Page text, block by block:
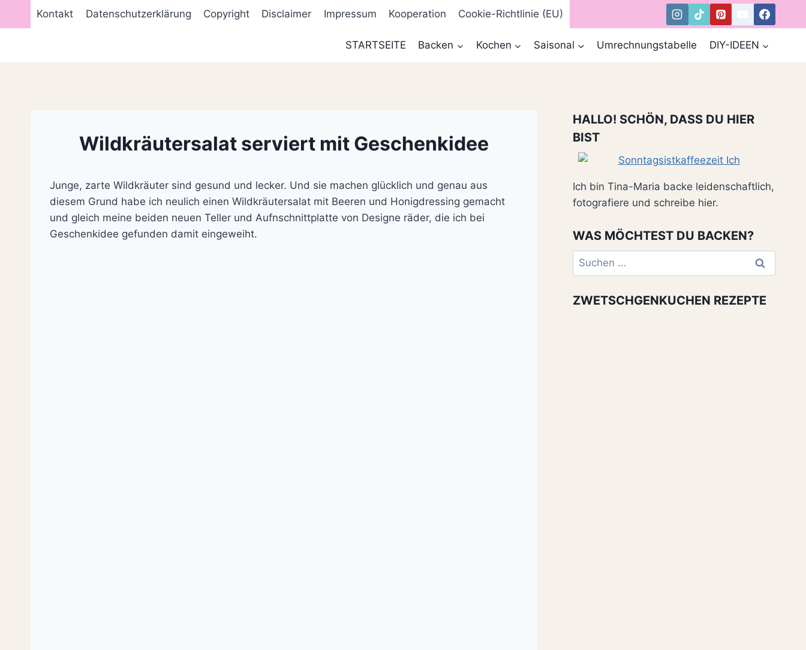
Kontakt Datenschutzerklärung Copyright Disclaimer Impressum Kooperation Cookie-Richtlinie (EU)
STARTSEITE Backen Kochen Saisonal Umrechnungstabelle DIY-IDEEN
Wildkräutersalat serviert mit Geschenkidee
Junge, zarte Wildkräuter sind gesund und lecker. Und sie machen glücklich und genau aus
diesem Grund habe ich neulich einen Wildkräutersalat mit Beeren und Honigdressing gemacht
und gleich meine beiden neuen Teller und Aufnschnittplatte von Designe räder, die ich bei
Geschenkidee gefunden damit eingeweiht.
HALLO! SCHÖN, DASS DU HIER
BIST
Ich bin Tina-Maria backe leidenschaftlich,
fotografiere und schreibe hier.
WAS MÖCHTEST DU BACKEN?
Suchen
nach:
ZWETSCHGENKUCHEN REZEPTE